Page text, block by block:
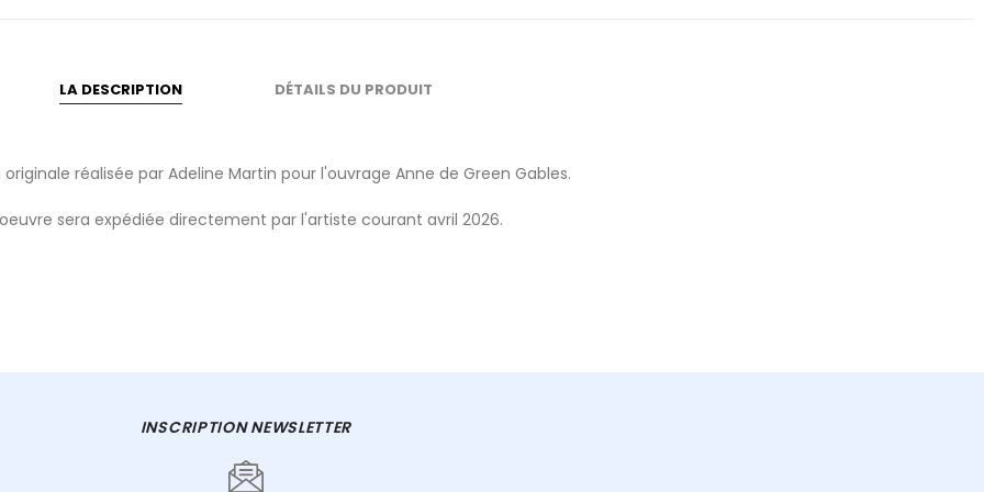
LA DESCRIPTION DÉTAILS DU PRODUIT
réalisée par Adeline Martin pour l'ouvrage Anne de Green Gables.
sera expédiée directement par l'artiste courant avril 2026.
INSCRIPTION NEWSLETTER